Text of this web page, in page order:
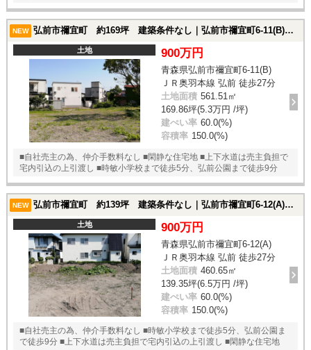
NEW 弘前市禰宜町 約169坪 建築条件なし｜弘前市禰宜町6-11(B)の土地
土地 900万円
青森県弘前市禰宜町6-11(B)
ＪＲ奥羽本線 弘前 徒歩27分
土地面積 561.51㎡
169.86坪(5.3万円 /坪)
建ぺい率 60.0(%)
容積率 150.0(%)
■自社売主の為、仲介手数料なし ■閑静な住宅地 ■上下水道は売主負担で
宅内引込の上引渡し ■時敏小学校まで徒歩5分、弘前公園まで徒歩9分
NEW 弘前市禰宜町 約139坪 建築条件なし｜弘前市禰宜町6-12(A)の土地
土地 900万円
青森県弘前市禰宜町6-12(A)
ＪＲ奥羽本線 弘前 徒歩27分
土地面積 460.65㎡
139.35坪(6.5万円 /坪)
建ぺい率 60.0(%)
容積率 150.0(%)
■自社売主の為、仲介手数料なし ■時敏小学校まで徒歩5分、弘前公園ま
で徒歩9分 ■上下水道は売主負担で宅内引込の上引渡し ■閑静な住宅地